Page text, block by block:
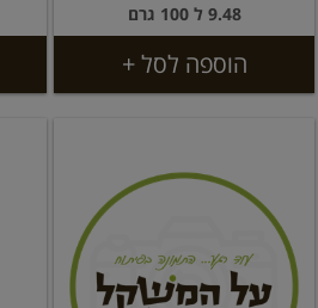
9.48 ל 100 גרם
הוספה לסל +